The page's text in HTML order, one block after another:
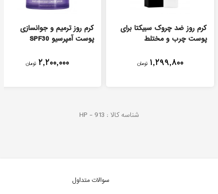
کرم روز ضد چروک سبیکتا برای
پوست چرب و مختلط
۱,۲۹۹,۸۰۰ تومان
کرم روز ترمیم و جوانسازی
پوست آمپرسیو SPF30
۲,۲۰۰,۰۰۰ تومان
شناسه کالا : HP - 913
سوالات متداول